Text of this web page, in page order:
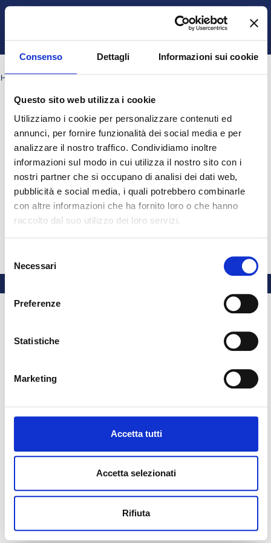
Consenso Dettagli Informazioni sui cookie
Questo sito web utilizza i cookie
Utilizziamo i cookie per personalizzare contenuti ed
annunci, per fornire funzionalità dei social media e per
analizzare il nostro traffico. Condividiamo inoltre
informazioni sul modo in cui utilizza il nostro sito con i
nostri partner che si occupano di analisi dei dati web,
pubblicità e social media, i quali potrebbero combinarle
con altre informazioni che ha fornito loro o che hanno
raccolto dal suo utilizzo dei loro servizi.
delNecessari
Preferenze
Statistiche
Marketing
Accetta tutti
Accetta selezionati
Rifiuta
Vai al contenuto principale
Pannello laterale
Attiva/disattiva input di ricerca
Ospite Login
HOME PAGINE DEL SITO
Blocchi
Blocchi
Blocchi
Blocchi
ch5_q17
Nessun risultato per "ch5_q17"
Ottieni l'app mobile
© 2025 - Universita' degli Studi "Magna Græcia" di Catanzaro-
Campus Universitario "Salvatore Venuta"
Viale Europa - Localitá Germaneto (88100) CATANZARO - Tel.